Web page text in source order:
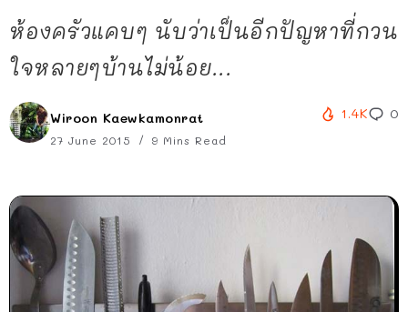
ห้องครัวแคบๆ นับว่าเป็นอีกปัญหาที่กวน
ใจหลายๆบ้านไม่น้อย...
Wiroon Kaewkamonrat
27 June 2015 9 Mins Read
1.4K 0